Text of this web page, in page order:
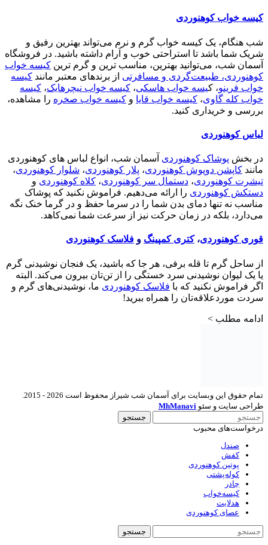
کیسه خواب کوهنوردی
شب هنگام، یک کیسه خواب گرم و نرم می‌تواند بهترین رفیق و
شریک شما باشد تا استراحتی خوب و آرام داشته باشید. در فروشگاه
آسمان شب، می‌توانید بهترین، مناسب ترین و گرم ترین کیسه خواب
کوهنوردی، طبیعت‌گردی و مسافرتی از برندهای معتبر مانند کیسه
خواب فرینو، کیسه خواب هاسکی، کیسه خواب نیچرهایک، کیسه
خواب کله گاوی، کیسه خواب قایا و کیسه خواب صخره را مشاهده،
بررسی و خریداری کنید.
لباس کوهنوردی
در بخش پوشاک کوهنوردی آسمان شب، انواع لباس های کوهنوردی
مانند کاپشن دوپوش کوهنوردی، پلار کوهنوردی، شلوار کوهنوردی،
تیشرت کوهنوردی، دستمال سر کوهنوردی، کلاه کوهنوردی و
دستکش کوهنوردی را ارائه می‌دهیم. فراموش نکنید که پوشاک
مناسب نه تنها دمای بدن شما را در سرما حفظ و در گرما خنک نگه
می‌دارد، بلکه در زمان حرکت نیز از سرعت شما نمی‌کاهد.
قوری کوهنوردی، کتری کمپینگ و فلاسک کوهنوردی
از ساحل گرم تا قله برفی، هر جا که باشید، یک فنجان نوشیدنی گرم
یا یک لیوان نوشیدنی سرد خستگی را از تن‌تان بیرون می‌کند. البته
اگر فراموش نکنید که با فلاسک کوهنوردی ما، نوشیدنی‌های گرم و
سردت موردعلاقه‌تان را همراه ببرید!
ادامه مطلب >
طراحی سایت و سئو MhManavi
جستجو
درخواست‌های محبوب
صندل
کفش
پوتین کوهنوردی
کوله‌پشتی
چادر
کیسه‌خواب
هدلایت
عصای کوهنوردی
جستجو